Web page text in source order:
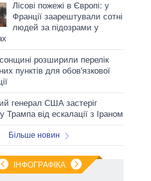
Лісові пожежі в Європі: у
Франції заарештували сотні
людей за підозрами у
розширили перелік
пунктів для обов'язкової
генерал США застеріг
Трампа від ескалації з Іраном
Більше новин
ІНФОГРАФІКА